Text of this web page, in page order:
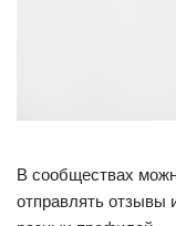
В сообществах
отправлять отзывы